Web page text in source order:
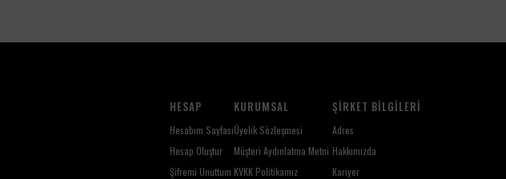
HESAP
Hesabım Sayfası
Hesap Oluştur
Şifremi Unuttum
KURUMSAL
Üyelik Sözleşmesi
Müşteri Aydınlatma Metni
KVKK Politikamız
ŞIRKET BILGILERI
Adres
Hakkımızda
Kariyer